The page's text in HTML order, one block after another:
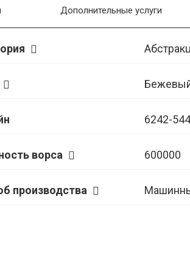
6242-
ворса 600000
производства
Дополнительные услуги